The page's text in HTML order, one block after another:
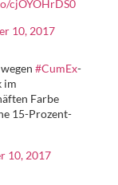
cjOYOHrDS0
10, 2017
wegen #CumEx-
im
Farbe
15-Prozent-
10, 2017